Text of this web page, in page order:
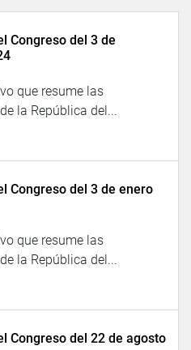
Congreso del 3 de
que resume las
la República del...
Congreso del 3 de enero
que resume las
la República del...
Congreso del 22 de agosto